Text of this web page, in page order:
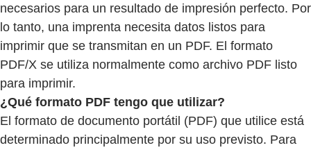
necesarios para un resultado de impresión perfecto. Por
lo tanto, una imprenta necesita datos listos para
imprimir que se transmitan en un PDF. El formato
PDF/X se utiliza normalmente como archivo PDF listo
para imprimir.
¿Qué formato PDF tengo que utilizar?
El formato de documento portátil (PDF) que utilice está
determinado principalmente por su uso previsto. Para